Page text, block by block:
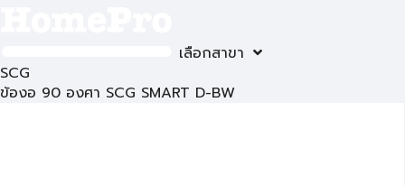
เลือกสาขา
SCG
ข้องอ 90 องศา SCG SMART D-BW